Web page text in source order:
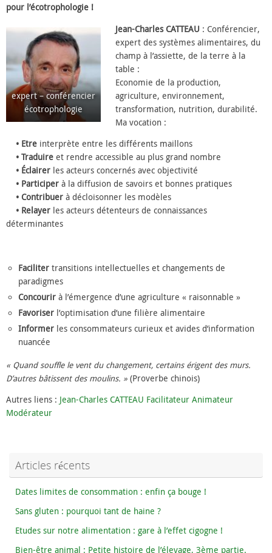
pour l’écotrophologie !
expert – conférencier
écotrophologie
Jean-Charles CATTEAU : Conférencier,
expert des systèmes alimentaires, du
champ à l’assiette, de la terre à la
table :
Economie de la production,
agriculture, environnement,
transformation, nutrition, durabilité.
Ma vocation :
• Etre interprète entre les différents maillons
• Traduire et rendre accessible au plus grand nombre
• Éclairer les acteurs concernés avec objectivité
• Participer à la diffusion de savoirs et bonnes pratiques
• Contribuer à décloisonner les modèles
• Relayer les acteurs détenteurs de connaissances
déterminantes
Facilitertransitions intellectuelles et changements de
paradigmes
Concourir à l’émergence d’une agriculture « raisonnable »
Favoriser l’optimisation d’une filière alimentaire
Informer les consommateurs curieux et avides d’information
nuancée
« Quand souffle le vent du changement, certains érigent des murs.
D’autres bâtissent des moulins. » (Proverbe chinois)
Autres liens : Jean-Charles CATTEAU Facilitateur Animateur
Modérateur
Articles récents
Dates limites de consommation : enfin ça bouge !
Sans gluten : pourquoi tant de haine ?
Etudes sur notre alimentation : gare à l’effet cigogne !
Bien-être animal : Petite histoire de l’élevage, 3ème partie.